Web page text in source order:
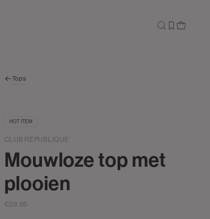
Tops
HOT ITEM
CLUB RÉPUBLIQUE
Mouwloze top met
plooien
€29.95